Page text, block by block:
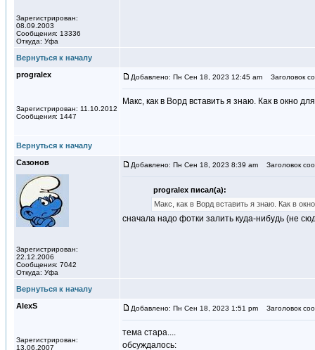
Зарегистрирован:
08.09.2003
Сообщения: 13336
Откуда: Уфа
Вернуться к началу
progralex
Зарегистрирован: 11.10.2012
Сообщения: 1447
Добавлено: Пн Сен 18, 2023 12:45 am Заголовок
Макс, как в Ворд вставить я знаю. Как в окно
Вернуться к началу
Сазонов
Зарегистрирован:
22.12.2006
Сообщения: 7042
Откуда: Уфа
Добавлено: Пн Сен 18, 2023 8:39 am Заголовок
progralex писал(а):
Макс, как в Ворд вставить я знаю. Как в
сначала надо фотки залить куда-нибудь (не
Вернуться к началу
AlexS
Зарегистрирован:
13.06.2007
Добавлено: Пн Сен 18, 2023 1:51 pm Заголовок
тема стара....
обсуждалось: